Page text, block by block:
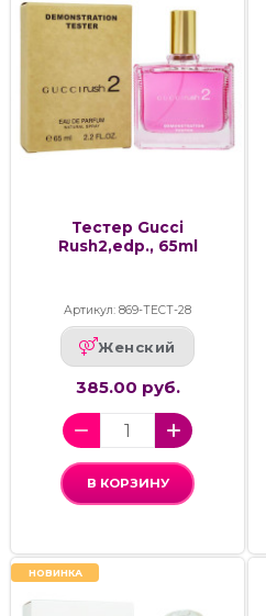
Тестер Gucci
Rush2,edp., 65ml
Артикул: 869-ТЕСТ-28
Женский
385.00 руб.
В КОРЗИНУ
НОВИНКА